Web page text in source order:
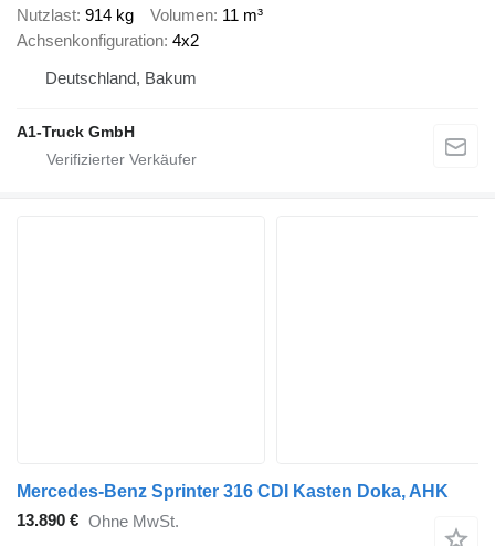
Nutzlast 914 kg Volumen 11 m³
Achsenkonfiguration 4x2
Deutschland, Bakum
A1-Truck GmbH
Mercedes-Benz Sprinter 316 CDI Kasten Doka, AHK
13.890 € Ohne MwSt.